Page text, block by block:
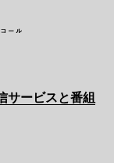
サービスと番組